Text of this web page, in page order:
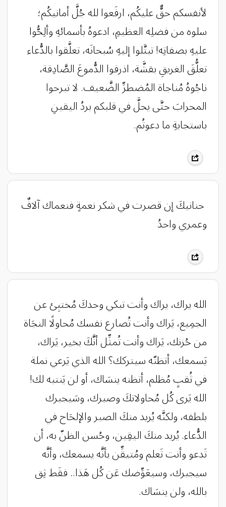
لأنفسكم حقٌّ عليكُم، ارفَعوا لله جُلَّ أمانيكُم؛
سلوه من فضلِه العظيمِ، ادعوهُ بأسمائهِ وألِحُّوا
عليهِ بصفاتِه! تبتَّلوا إليهِ سُبحانَه، تعلَّقوا بالدُّعاء
تعلُّقَ الغريقِ بقشَّة، اذرفوا الدُّموعَ الصَّادِقة،
ناجُوهُ مُناجاة المُضطرِّ الضَّعيف. لا تبرحوا
المحرابَ حتَّى يحلَّ في قلبكم بردُ اليقينِ
باستجابةِ ما دعوتُم.
‏ حنانيكَ إن قصرت في شكر نعمةٍ ‏فنعماك آلافٌ
وعمري واحدُ
الله يراك، يراك وأنت تبكي وحدكَ مُختبِئ عن
الجمِيع، يَراك وأنت تُصارع نفسك‌ مُحاولًا النجَاة
من حُزنك، يَراك وأنت تُمثِّل أنَّكَ بخير، يَراك،
يَسمعك، أتظنّه سيتركك؟ الله الذي يَرعي نملة
في ثُقبٍ مُظلم، أتظنه ينسَاك، أو لن يَنتبه لك!
الله يَرى كُل مُحاولاتكَ وصبرك، وسَيجبرك
بلطفه، ولكنَّه يُريد منكَ الصبر والإلحَاح في
الدُّعاء. يُريد منكَ اليقِين، وحُسن الظنّ به، أن
تَدعو وأنت تَعلم ومُتيقِّن بأنَّه يسمعك، وأنَّه
سيجبرك، وسيعَوِّضك عَن كُل هَذا.. فقَط ثِق
بالله، ولن ينسَاك.